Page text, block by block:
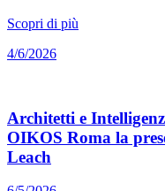
Scopri di più
4/6/2026
Architetti e
OIKOS Roma la
Leach